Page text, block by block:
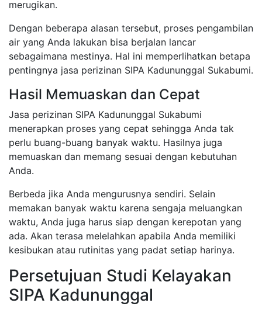
merugikan.
Dengan beberapa alasan tersebut, proses pengambilan
air yang Anda lakukan bisa berjalan lancar
sebagaimana mestinya. Hal ini memperlihatkan betapa
pentingnya jasa perizinan SIPA Kadununggal Sukabumi.
Hasil Memuaskan dan Cepat
Jasa perizinan SIPA Kadununggal Sukabumi
menerapkan proses yang cepat sehingga Anda tak
perlu buang-buang banyak waktu. Hasilnya juga
memuaskan dan memang sesuai dengan kebutuhan
Anda.
Berbeda jika Anda mengurusnya sendiri. Selain
memakan banyak waktu karena sengaja meluangkan
waktu, Anda juga harus siap dengan kerepotan yang
ada. Akan terasa melelahkan apabila Anda memiliki
kesibukan atau rutinitas yang padat setiap harinya.
Persetujuan Studi Kelayakan
SIPA Kadununggal